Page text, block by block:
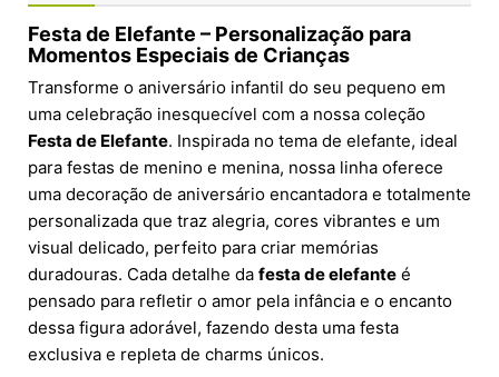
Festa de Elefante – Personalização para
Momentos Especiais de Crianças
Transforme o aniversário infantil do seu pequeno em
uma celebração inesquecível com a nossa coleção
Festa de Elefante. Inspirada no tema de elefante, ideal
para festas de menino e menina, nossa linha oferece
uma decoração de aniversário encantadora e totalmente
personalizada que traz alegria, cores vibrantes e um
visual delicado, perfeito para criar memórias
duradouras. Cada detalhe da festa de elefante é
pensado para refletir o amor pela infância e o encanto
dessa figura adorável, fazendo desta uma festa
exclusiva e repleta de charms únicos.